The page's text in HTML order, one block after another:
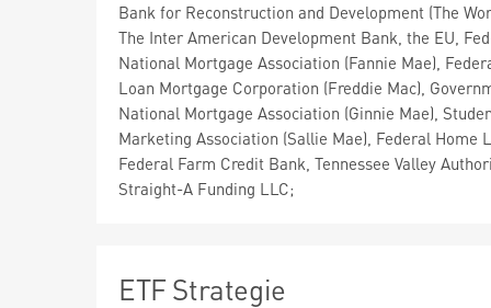
Bank for Reconstruction and Development (The
The Inter American Development Bank, the EU,
National Mortgage Association (Fannie Mae),
Loan Mortgage Corporation (Freddie Mac),
National Mortgage Association (Ginnie Mae),
Marketing Association (Sallie Mae), Federal Home
Federal Farm Credit Bank, Tennessee Valley
Straight-A Funding LLC;
ETF Strategie